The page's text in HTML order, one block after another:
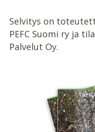
Selvitys on
PEFC Suomi ry ja
Palvelut Oy.